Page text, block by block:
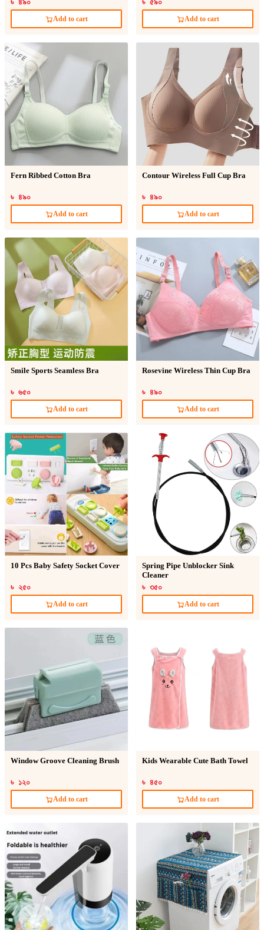
Add to cart Add to cart
Fern Ribbed Cotton Bra
৳ ৪৯০
Add to cart
Contour Wireless Full Cup Bra
৳ ৪৯০
Add to cart
Smile Sports Seamless Bra
৳ ৬৫০
Add to cart
Rosevine Wireless Thin Cup Bra
৳ ৪৯০
Add to cart
10 Pcs Baby Safety Socket Cover
৳ ২৫০
Add to cart
Spring Pipe Unblocker Sink
Cleaner
৳ ৩৫০
Add to cart
Window Groove Cleaning Brush
৳ ১২০
Add to cart
Kids Wearable Cute Bath Towel
৳ ৪৫০
Add to cart